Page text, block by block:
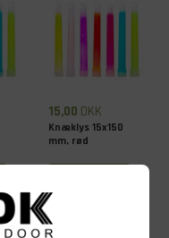
15,00 DKK
Knæklys 15x150
mm, rød